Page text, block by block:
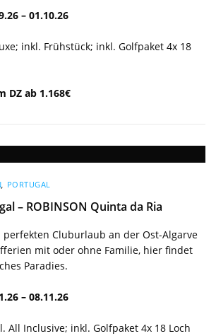
– 01.10.26
inkl. Frühstück; inkl. Golfpaket 4x 18
DZ ab 1.168€
, PORTUGAL
– ROBINSON Quinta da Ria
Cluburlaub an der Ost-Algarve
mit oder ohne Familie, hier findet
Paradies.
– 08.11.26
All Inclusive; inkl. Golfpaket 4x 18 Loch